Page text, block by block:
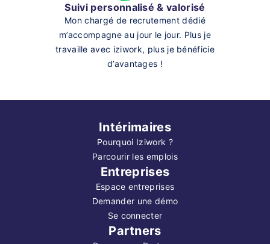
Suivi personnalisé & valorisé
Mon chargé de recrutement dédié
m’accompagne au jour le jour. Plus je
travaille avec iziwork, plus je bénéficie
d’avantages !
Intérimaires
Pourquoi Iziwork ?
Parcourir les emplois
Entreprises
Espace entreprises
Demander une démo
Se connecter
Partners